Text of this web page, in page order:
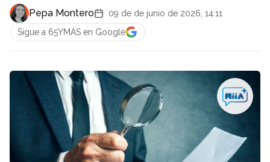
Pepa Montero
09 de de junio de 2026, 14:11
Sigue a 65YMÁS en Google